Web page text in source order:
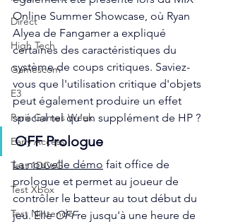
Direct
High Tech
Gamescom
E3
Paris Games Week
Early Access
Test 1DCoG
Test Xbox
Test Nintendo
Online Summer Showcase, où Ryan
Alyea de Fangamer a expliqué
certaines des caractéristiques du
système de coups critiques. Saviez-
vous que l'utilisation critique d'objets
peut également produire un effet
spécial tel qu'un supplément de HP ?
OFF Prologue
La nouvelle démo fait office de
prologue et permet au joueur de
contrôler le batteur au tout début du
jeu. Elle OFFre jusqu'à une heure de